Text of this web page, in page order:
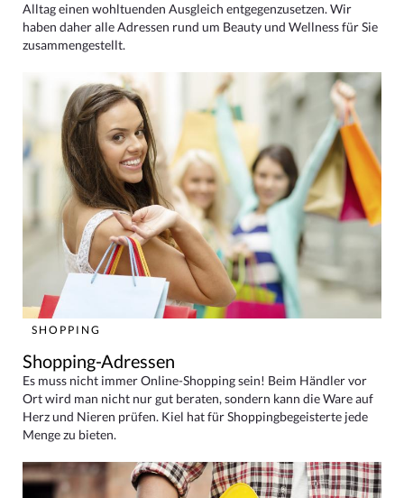
Alltag einen wohltuenden Ausgleich entgegenzusetzen. Wir
haben daher alle Adressen rund um Beauty und Wellness für Sie
zusammengestellt.
SHOPPING
Shopping-Adressen
Es muss nicht immer Online-Shopping sein! Beim Händler vor
Ort wird man nicht nur gut beraten, sondern kann die Ware auf
Herz und Nieren prüfen. Kiel hat für Shoppingbegeisterte jede
Menge zu bieten.